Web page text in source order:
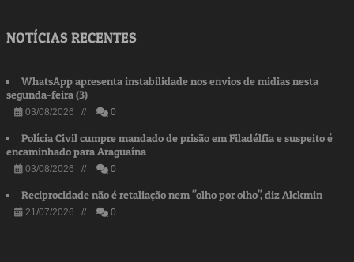
NOTÍCIAS RECENTES
WhatsApp apresenta instabilidade nos envios de mídias nesta
segunda-feira (3)
03/08/2026 // 0
Polícia Civil cumpre mandado de prisão em Filadélfia e suspeito é
encaminhado para Araguaína
03/08/2026 // 0
Reciprocidade não é retaliação nem "olho por olho", diz Alckmin
21/07/2026 // 0